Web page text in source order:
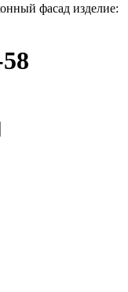
фасад изделие: